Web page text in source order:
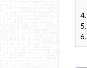
4.
5.
6.